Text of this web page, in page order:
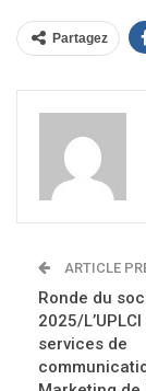
Partagez
ARTICLE
Ronde du
2025/
services de